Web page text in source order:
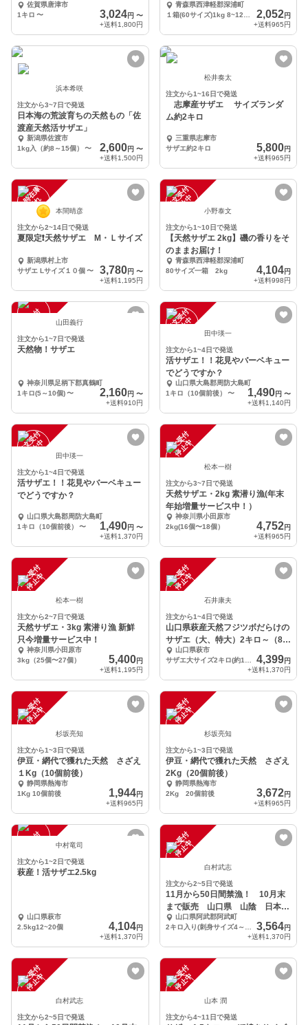
佐賀県唐津市
1キロ 〜 3,024円 〜
+送料1,800円
青森県西津軽郡深浦町
2,052円
+送料965円
浜本希咲
注文から3~7日で発送
日本海の荒波育ちの天然もの「佐
渡産天然活サザエ」
新潟県佐渡市
1kg入（約8～15個）
〜 2,600円 〜
+送料1,500円
松井奏太
注文から1~16日で発送
志摩産サザエ サイズランダ
ム約2キロ
三重県志摩市
サザエ約2キロ
5,800円
+送料965円
一
時
在
庫
切
れ
本間晴彦
注文から2~14日で発送
夏限定❗️天然サザエ M・Ｌサイズ
新潟県村上市
サザエ Lサイズ１０個 〜 3,780円 〜
+送料1,195円
注
文
受
付
停
止
中 小野泰文
注文から1~10日で発送
【天然サザエ 2kg】磯の香りをそ
のままお届け！
青森県西津軽郡深浦町
80サイズ一箱 2kg
4,104円
+送料998円
注
文
受
付
停
止 山田義行
注文から1~7日で発送
天然物！サザエ
神奈川県足柄下郡真鶴町
1キロ(5～10個)〜 2,160円 〜
+送料910円
注
文
受
付
停
止
中 田中瑛一
注文から1~4日で発送
活サザエ！！花見やバーベキュー
でどうですか？
山口県大島郡周防大島町
1キロ（10個前後）
〜 1,490円 〜
+送料1,140円
注
文
受
付
停
止
中 田中瑛一
注文から1~4日で発送
活サザエ！！花見やバーベキュー
でどうですか？
山口県大島郡周防大島町
1キロ（10個前後）
〜 1,490円 〜
+送料1,370円
注
文
受
付
停
止
中
松本一樹
注文から3~7日で発送
天然サザエ・2kg 素潜り漁(年末
年始増量サービス中！）
神奈川県小田原市
2kg(16個〜18個）
4,752円
+送料965円
注
文
受
付
停
止
中
松本一樹
注文から2~7日で発送
天然サザエ・3kg 素潜り漁 新鮮
只今増量サービス中！
神奈川県小田原市
3kg（25個〜27個）
5,400円
+送料1,195円
注
文
受
付
停
止
中
石井康夫
注文から1~4日で発送
山口県萩産天然フジツボだらけの
サザエ（大、特大）2キロ～（8〜
12個）
山口県萩市
4,399円
+送料1,370円
注
文
受
付
停
止
中
杉坂亮知
注文から1~3日で発送
伊豆・網代で獲れた天然 さざえ
１Kg（10個前後）
静岡県熱海市
1Kg 10個前後
1,944円
+送料965円
注
文
受
付
停
止
中
杉坂亮知
注文から1~3日で発送
伊豆・網代で獲れた天然 さざえ
2Kg（20個前後）
静岡県熱海市
2Kg 20個前後
3,672円
+送料965円
注
文
受
付
停
止 中村竜司
注文から1~2日で発送
萩産！活サザエ2.5kg
山口県萩市
2.5kg12~20個
4,104円
+送料1,370円
注
文
受
付
停
止
中
白村武志
注文から2~5日で発送
11月から50日間禁漁！ 10月末
まで販売 山口県 山陰 日本海
の旨いサザエ
山口県阿武郡阿武町
3,564円
+送料1,370円
注
文
受
付
停
止
中
白村武志
注文から2~5日で発送
注
文
受
付
停
止
中
山本 潤
注文から4~11日で発送